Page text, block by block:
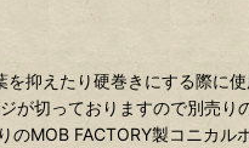
抑えたり硬巻きにする際に使
が切っておりますので別売
のMOB FACTORY製コニカ